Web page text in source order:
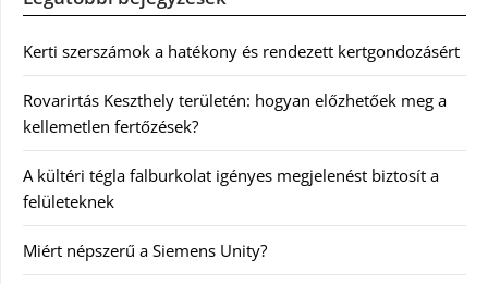
Kerti szerszámok a hatékony és rendezett kertgondozásért
Rovarirtás Keszthely területén: hogyan előzhetőek meg a
kellemetlen fertőzések?
A kültéri tégla falburkolat igényes megjelenést biztosít a
felületeknek
Miért népszerű a Siemens Unity?